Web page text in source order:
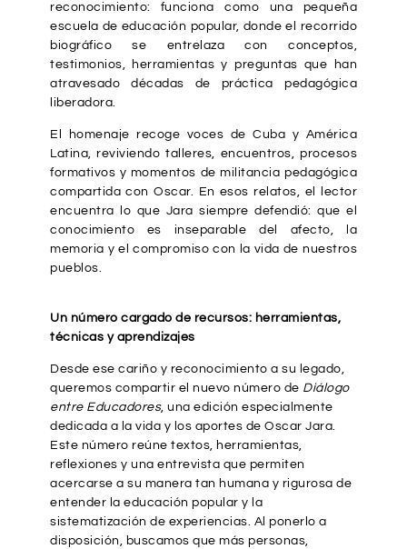
reconocimiento: funciona como una pequeña
escuela de educación popular, donde el recorrido
biográfico se entrelaza con conceptos,
testimonios, herramientas y preguntas que han
atravesado décadas de práctica pedagógica
liberadora.
El homenaje recoge voces de Cuba y América
Latina, reviviendo talleres, encuentros, procesos
formativos y momentos de militancia pedagógica
compartida con Oscar. En esos relatos, el lector
encuentra lo que Jara siempre defendió: que el
conocimiento es inseparable del afecto, la
memoria y el compromiso con la vida de nuestros
pueblos.
Un número cargado de recursos: herramientas,
técnicas y aprendizajes
Desde ese cariño y reconocimiento a su legado,
queremos compartir el nuevo número de Diálogo
entre Educadores, una edición especialmente
dedicada a la vida y los aportes de Oscar Jara.
Este número reúne textos, herramientas,
reflexiones y una entrevista que permiten
acercarse a su manera tan humana y rigurosa de
entender la educación popular y la
sistematización de experiencias. Al ponerlo a
disposición, buscamos que más personas,